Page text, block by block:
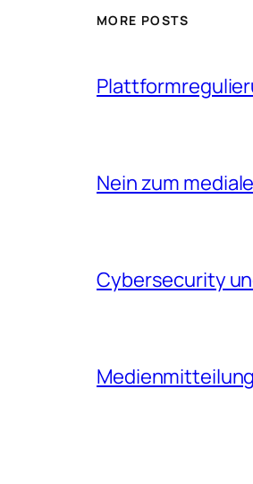
MORE POSTS
Nein zum
Cybersecurity